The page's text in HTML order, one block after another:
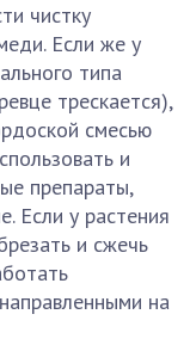
чистку
Если же у
типа
трескается),
смесью
и
препараты,
Если у растения
и сжечь
на